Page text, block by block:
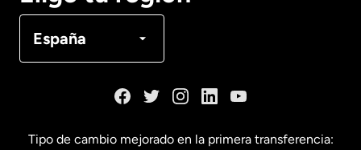
España
Français
Tipo de cambio mejorado en la primera transferencia: